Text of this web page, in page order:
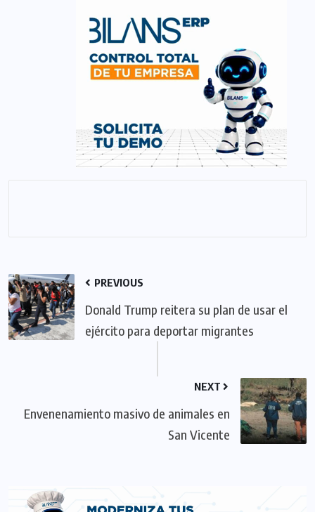
PREVIOUS
Donald Trump reitera su plan de usar el
ejército para deportar migrantes
NEXT
Envenenamiento masivo de animales en
San Vicente